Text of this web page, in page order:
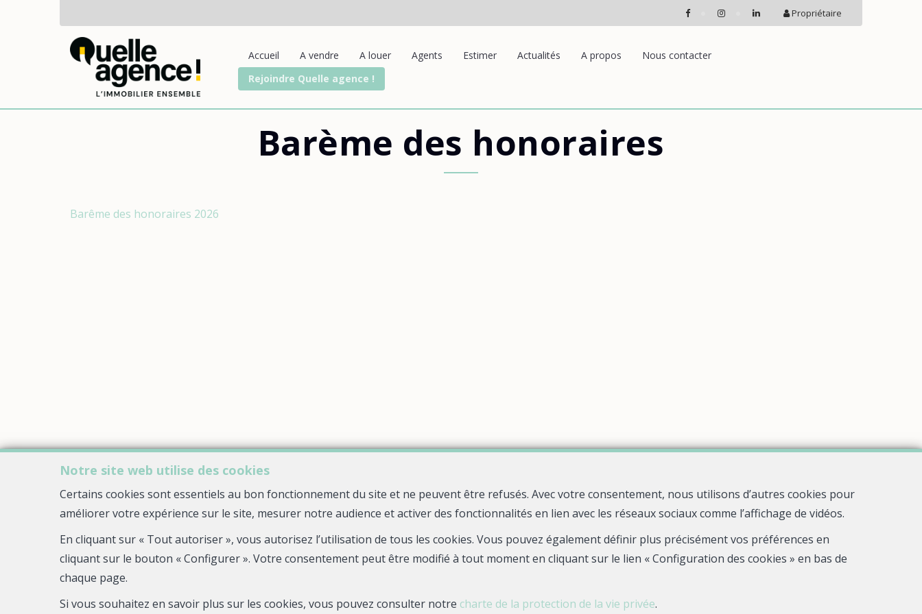
Propriétaire
Accueil A vendre A louer Agents Estimer Actualités A propos
Nous contacter
Rejoindre Quelle agence !
Barème des honoraires
Barême des honoraires 2026
Notre site web utilise des cookies
Certains cookies sont essentiels au bon fonctionnement du site et ne peuvent être refusés. Avec votre consentement, nous utilisons d’autres cookies pour
améliorer votre expérience sur le site, mesurer notre audience et activer des fonctionnalités en lien avec les réseaux sociaux comme l’affichage de vidéos.
En cliquant sur « Tout autoriser », vous autorisez l’utilisation de tous les cookies. Vous pouvez également définir plus précisément vos préférences en
cliquant sur le bouton « Configurer ». Votre consentement peut être modifié à tout moment en cliquant sur le lien « Configuration des cookies » en bas de
chaque page.
Si vous souhaitez en savoir plus sur les cookies, vous pouvez consulter notre charte de la protection de la vie privée.
Quelle agence ! —Rue Jean Fourastie— 29480 Le Relecq-Kerhuon
TEL.0298836906 — bienvenue@quelle-agence.fr